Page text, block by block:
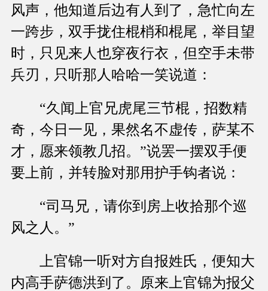
风声，他知道后边有人到了，急忙向左
一跨步，双手拢住棍梢和棍尾，举目望
时，只见来人也穿夜行衣，但空手未带
兵刃，只听那人哈哈一笑说道：
“久闻上官兄虎尾三节棍，招数精
奇，今日一见，果然名不虚传，萨某不
才，愿来领教几招。”说罢一摆双手便
要上前，并转脸对那用护手钩者说：
“司马兄，请你到房上收拾那个巡
风之人。”
上官锦一听对方自报姓氏，便知大
内高手萨德洪到了。原来上官锦为报父